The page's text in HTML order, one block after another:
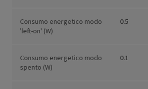
Consumo energetico modo
'left-on' (W)
0.5
Consumo energetico modo
spento (W)
0.1